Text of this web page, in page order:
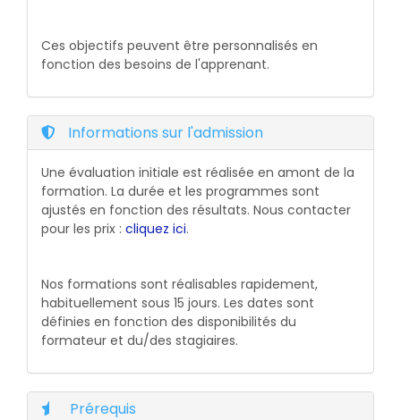
Ces objectifs peuvent être personnalisés en
fonction des besoins de l'apprenant.
Informations sur l'admission
Une évaluation initiale est réalisée en amont de la
formation. La durée et les programmes sont
ajustés en fonction des résultats. Nous contacter
pour les prix : cliquez ici.
Nos formations sont réalisables rapidement,
habituellement sous 15 jours. Les dates sont
définies en fonction des disponibilités du
formateur et du/des stagiaires.
Prérequis